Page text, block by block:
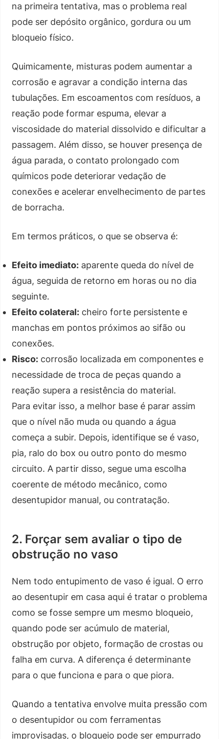
na primeira tentativa, mas o problema real
pode ser depósito orgânico, gordura ou um
bloqueio físico.
Quimicamente, misturas podem aumentar a
corrosão e agravar a condição interna das
tubulações. Em escoamentos com resíduos, a
reação pode formar espuma, elevar a
viscosidade do material dissolvido e dificultar a
passagem. Além disso, se houver presença de
água parada, o contato prolongado com
químicos pode deteriorar vedação de
conexões e acelerar envelhecimento de partes
de borracha.
Em termos práticos, o que se observa é:
Efeito imediato: aparente queda do nível de
água, seguida de retorno em horas ou no dia
seguinte.
Efeito colateral: cheiro forte persistente e
manchas em pontos próximos ao sifão ou
conexões.
Risco: corrosão localizada em componentes e
necessidade de troca de peças quando a
reação supera a resistência do material.
Para evitar isso, a melhor base é parar assim
que o nível não muda ou quando a água
começa a subir. Depois, identifique se é vaso,
pia, ralo do box ou outro ponto do mesmo
circuito. A partir disso, segue uma escolha
coerente de método mecânico, como
desentupidor manual, ou contratação.
2. Forçar sem avaliar o tipo de
obstrução no vaso
Nem todo entupimento de vaso é igual. O erro
ao desentupir em casa aqui é tratar o problema
como se fosse sempre um mesmo bloqueio,
quando pode ser acúmulo de material,
obstrução por objeto, formação de crostas ou
falha em curva. A diferença é determinante
para o que funciona e para o que piora.
Quando a tentativa envolve muita pressão com
o desentupidor ou com ferramentas
improvisadas, o bloqueio pode ser empurrado